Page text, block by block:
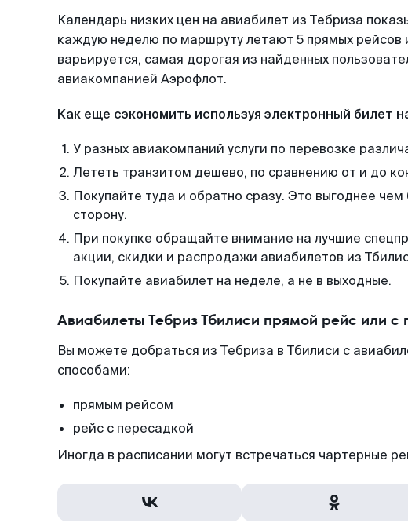
Календарь низких цен на авиабилет из Тебриза
каждую неделю по маршруту летают 5 прямых рейсов
варьируется, самая дорогая из найденных
авиакомпанией Аэрофлот.
Как еще сэкономить используя электронный билет
У разных авиакомпаний услуги по перевозке
Лететь транзитом дешево, по сравнению от и до
Покупайте туда и обратно сразу. Это выгоднее
сторону.
При покупке обращайте внимание на лучшие
акции, скидки и распродажи авиабилетов из
Покупайте авиабилет на неделе, а не в выходные.
Авиабилеты Тебриз Тбилиси прямой рейс или с
Вы можете добраться из Тебриза в Тбилиси с
способами:
прямым рейсом
рейс с пересадкой
Иногда в расписании могут встречаться чартерные